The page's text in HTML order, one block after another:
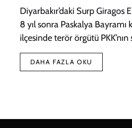
Diyarbakır’daki Surp Giragos
8 yıl sonra Paskalya Bayramı
ilçesinde terör örgütü PKK’nın
DAHA FAZLA OKU